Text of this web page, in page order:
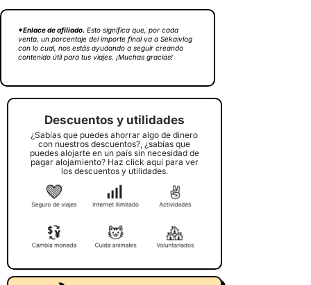
*Enlace de afiliado. Esto significa que, por cada
venta, un porcentaje del importe final va a Sekaivlog
con lo cual, nos estás ayudando a seguir creando
contenido útil para tus viajes. ¡Muchas gracias!
Descuentos y utilidades
¿Sabías que puedes ahorrar algo de dinero
con nuestros descuentos?, ¿sabías que
puedes alojarte en un país sin necesidad de
pagar alojamiento? Haz click aquí para ver
los descuentos y utilidades.